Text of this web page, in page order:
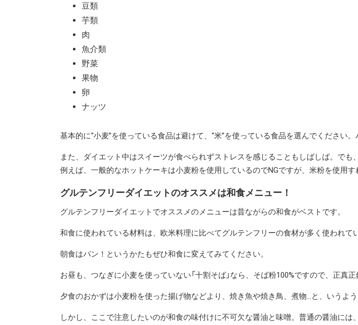
豆類
芋類
肉
魚介類
野菜
果物
卵
ナッツ
基本的に“小麦”を使っている食品は避けて、“米”を使っている食品を選んでください
また、ダイエット中はスイーツが食べられずストレスを感じることもしばしば。で
例えば、一般的なホットケーキは小麦粉を使用しているのでNGですが、米粉を使用す
グルテンフリーダイエットのオススメは和食メニュー！
グルテンフリーダイエットでオススメのメニューは昔ながらの和食がベストです。
和食に使われている材料は、欧米料理に比べてグルテンフリーの食材が多く使われて
朝食はパン！というかたもぜひ和食に変えてみてください。
お昼も、つなぎに小麦を使っていない「十割そば」なら、そば粉100%ですので、正真
夕食のおかずは小麦粉を使った揚げ物などより、焼き魚や焼き鳥、煮物…と、いうよ
しかし、ここで注意したいのが和食の味付けに不可欠な醤油と味噌。普通の醤油に